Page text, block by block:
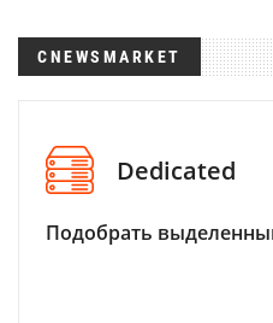
CNEWSMARKET
Dedicated
Подобрать